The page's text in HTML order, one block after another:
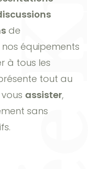
de
équipements
à tous les
tout au
assister,
sans